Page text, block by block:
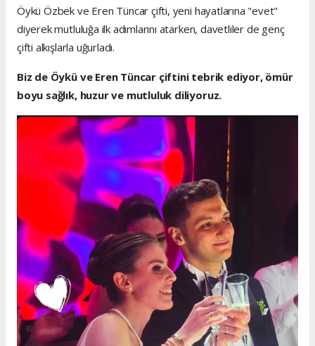
Öykü Özbek ve Eren Tüncar çifti, yeni hayatlarına "evet"
diyerek mutluluğa ilk adımlarını atarken, davetliler de genç
çifti alkışlarla uğurladı.
Biz de Öykü ve Eren Tüncar çiftini tebrik ediyor, ömür
boyu sağlık, huzur ve mutluluk diliyoruz.